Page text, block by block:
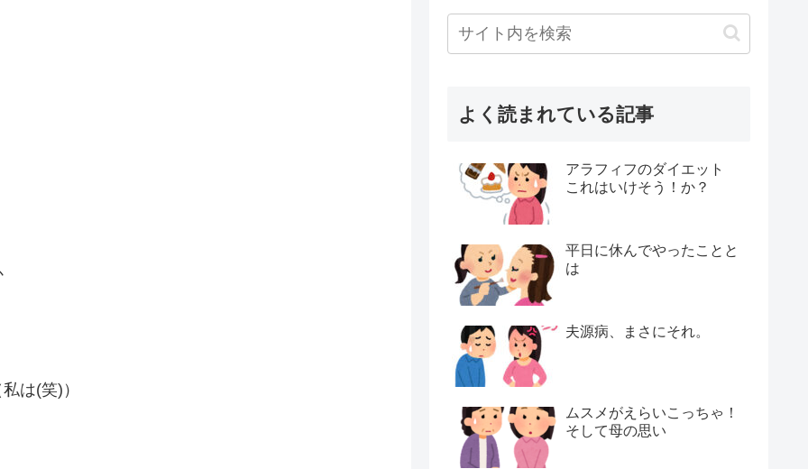
は(笑)）
よく読まれている記事
アラフィフのダイエット
これはいけそう！か？
平日に休んでやったことと
は
夫源病、まさにそれ。
ムスメがえらいこっちゃ！
そして母の思い